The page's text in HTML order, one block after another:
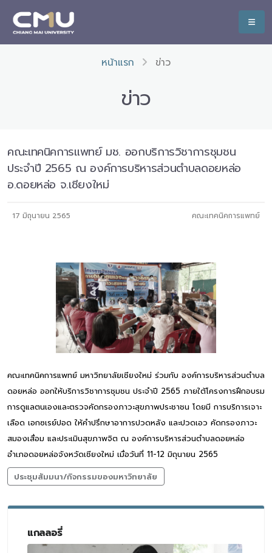
หน้าแรก ข่าว
ข่าว
คณะเทคนิคการแพทย์ มช. ออกบริการวิชาการชุมชน
ประจำปี 2565 ณ องค์การบริหารส่วนตำบลดอยหล่อ
อ.ดอยหล่อ จ.เชียงใหม่
17 มิถุนายน 2565 คณะเทคนิคการแพทย์
คณะเทคนิคการแพทย์ มหาวิทยาลัยเชียงใหม่ ร่วมกับ องค์การบริหารส่วนตำบล
ดอยหล่อ ออกให้บริการวิชาการชุมชน ประจำปี 2565 ภายใต้โครงการฝึกอบรม
การดูแลตนเองและตรวจคัดกรองภาวะสุขภาพประชาชน โดยมี การบริการเจาะ
เลือด เอกซเรย์ปอด ให้คำปรึกษาอาการปวดหลัง และปวดเอว คัดกรองภาวะ
สมองเสื่อม และประเมินสุขภาพจิต ณ องค์การบริหารส่วนตำบลดอยหล่อ
อำเภอดอยหล่อจังหวัดเชียงใหม่ เมื่อวันที่ 11-12 มิถุนายน 2565
ประชุมสัมมนา/กิจกรรมของมหาวิทยาลัย
แกลลอรี่